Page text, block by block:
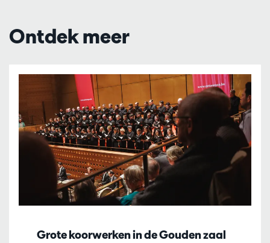
Ontdek meer
Grote koorwerken in de Gouden zaal